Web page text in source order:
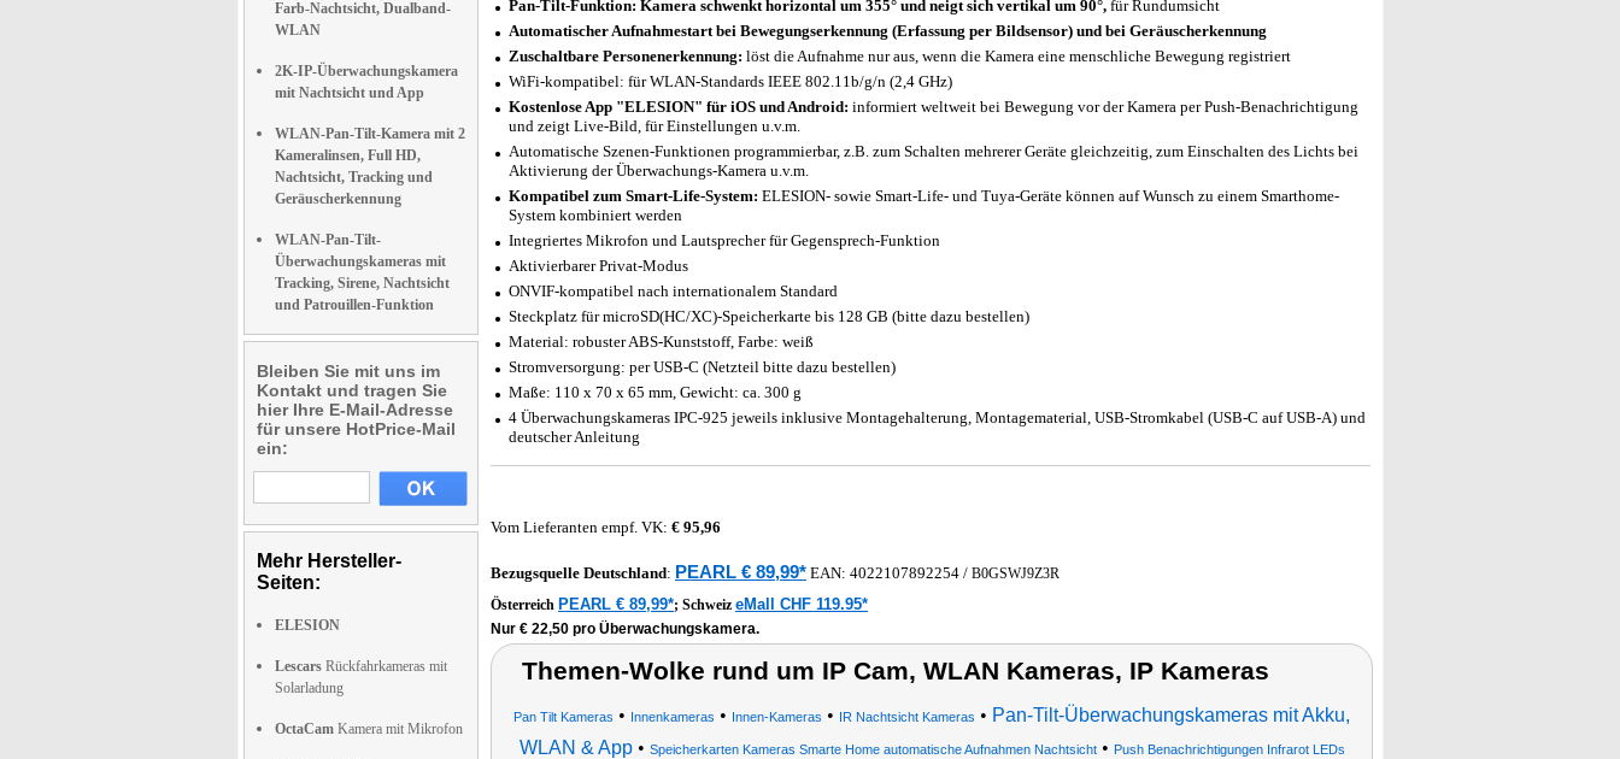
Farb-Nachtsicht, Dualband-
WLAN
2K-IP-Überwachungskamera
mit Nachtsicht und App
WLAN-Pan-Tilt-Kamera mit 2
Kameralinsen, Full HD,
Nachtsicht, Tracking und
Geräuscherkennung
WLAN-Pan-Tilt-
Überwachungskameras mit
Tracking, Sirene, Nachtsicht
und Patrouillen-Funktion
Bleiben Sie mit uns im
Kontakt und tragen Sie
hier Ihre E-Mail-Adresse
für unsere HotPrice-Mail
ein:
Mehr Hersteller-
Seiten:
ELESION
Lescars Rückfahrkameras mit
Solarladung
OctaCam Kamera mit Mikrofon
Pan-Tilt-Funktion: Kamera schwenkt horizontal um 355° und neigt sich vertikal um 90°, für Rundumsicht
Automatischer Aufnahmestart bei Bewegungserkennung (Erfassung per Bildsensor) und bei Geräuscherkennung
Zuschaltbare Personenerkennung: löst die Aufnahme nur aus, wenn die Kamera eine menschliche Bewegung registriert
WiFi-kompatibel: für WLAN-Standards IEEE 802.11b/g/n (2,4 GHz)
Kostenlose App "ELESION" für iOS und Android: informiert weltweit bei Bewegung vor der Kamera per Push-Benachrichtigung
und zeigt Live-Bild, für Einstellungen u.v.m.
Automatische Szenen-Funktionen programmierbar, z.B. zum Schalten mehrerer Geräte gleichzeitig, zum Einschalten des Lichts bei
Aktivierung der Überwachungs-Kamera u.v.m.
Kompatibel zum Smart-Life-System: ELESION- sowie Smart-Life- und Tuya-Geräte können auf Wunsch zu einem Smarthome-
System kombiniert werden
Integriertes Mikrofon und Lautsprecher für Gegensprech-Funktion
Aktivierbarer Privat-Modus
ONVIF-kompatibel nach internationalem Standard
Steckplatz für microSD(HC/XC)-Speicherkarte bis 128 GB (bitte dazu bestellen)
Material: robuster ABS-Kunststoff, Farbe: weiß
Stromversorgung: per USB-C (Netzteil bitte dazu bestellen)
Maße: 110 x 70 x 65 mm, Gewicht: ca. 300 g
4 Überwachungskameras IPC-925 jeweils inklusive Montagehalterung, Montagematerial, USB-Stromkabel (USB-C auf USB-A) und
deutscher Anleitung
Vom Lieferanten empf. VK: € 95,96
Bezugsquelle Deutschland: PEARL € 89,99* EAN: 4022107892254 / B0GSWJ9Z3R
Österreich PEARL € 89,99*; Schweiz eMall CHF 119.95*
Nur € 22,50 pro Überwachungskamera.
Themen-Wolke rund um IP Cam, WLAN Kameras, IP Kameras
Pan Tilt Kameras • Innenkameras • Innen-Kameras • IR Nachtsicht Kameras • Pan-Tilt-Überwachungskameras mit Akku,
WLAN & App• Speicherkarten Kameras Smarte Home automatische Aufnahmen Nachtsicht• Push Benachrichtigungen Infrarot LEDs